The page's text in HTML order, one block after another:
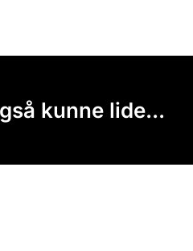
kunne lide...